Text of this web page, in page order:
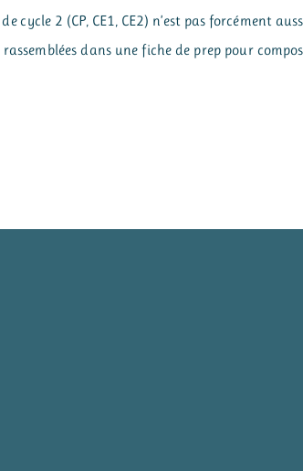
cycle 2 (CP, CE1, CE2) n’est pas forcément
dans une fiche de prep pour